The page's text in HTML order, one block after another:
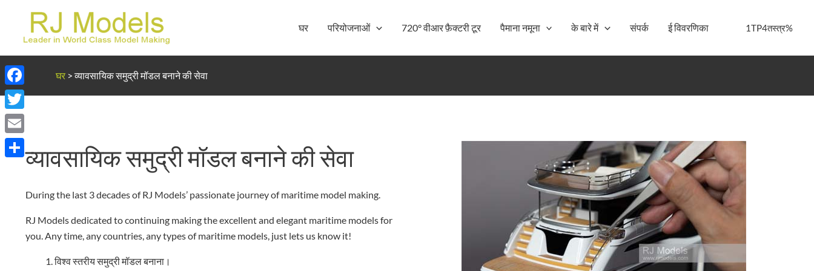
घर परियोजनाओं 720° वीआर फ़ैक्टरी टूर पैमाना नमूना के बारे में संपर्क ई विवरणिका 1TP4तस्त्र%
घर >व्यावसायिक समुद्री मॉडल बनाने की सेवा
व्यावसायिक समुद्री मॉडल बनाने की सेवा
During the last 3 decades of RJ Models’ passionate journey of maritime model making.
RJ Models dedicated to continuing making the excellent and elegant maritime models for
you. Any time, any countries, any types of maritime models, just lets us know it!
विश्व स्तरीय समुद्री मॉडल बनाना।
Facebook
Twitter
Email
Share